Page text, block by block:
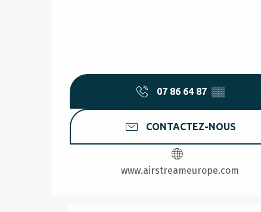
07 86 64 87 ▒▒
CONTACTEZ-NOUS
www.airstreameurope.com